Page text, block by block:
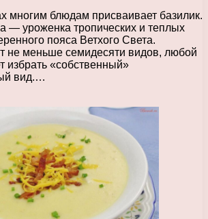
многим блюдам присваивает базилик.
— уроженка тропических и теплых
пояса Ветхого Света.
не меньше семидесяти видов, любой
избрать «собственный»
вид.…